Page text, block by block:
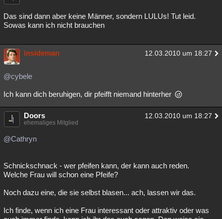
Philosophie
Astronomie Helpdesk Gruppen
Musik Clash Verbesserungen Allmystery English
Übersichten
Besucht
Lesenswert Schlüsselwörter
Das sind dann aber keine Männer, sondern LULUs! Tut leid.
Sowas kann ich nicht brauchen
insideman 12.03.2010 um 18:27
@cybele
Ich kann dich beruhigen, dir pfeifft niemand hinterher
Doors 12.03.2010 um 18:27
ehemaliges Mitglied
@Cathryn
Schnickschnack - wer pfeifen kann, der kann auch reden.
Welche Frau will schon eine Pfeife?
Noch dazu eine, die sie selbst blasen... ach, lassen wir das.
Ich finde, wenn ich eine Frau interessant oder attraktiv oder was